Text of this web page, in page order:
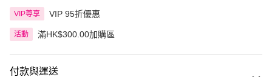
VIP尊享 VIP 95折優惠
活動 滿HK$300.00加購區
付款與運送